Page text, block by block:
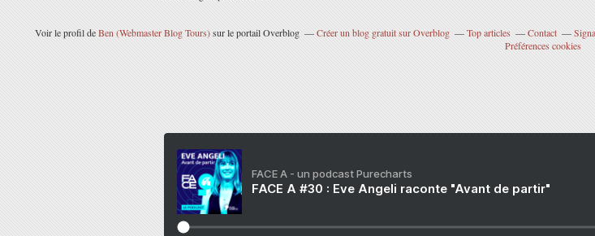
Voir le profil deBen (Webmaster Blog Tours)sur le portail Overblog Créer un blog gratuit sur Overblog Top articles Contact
Préférences cookies
FACE A - un podcast Purecharts
FACE A #30 : Eve Angeli raconte "Avant de partir"